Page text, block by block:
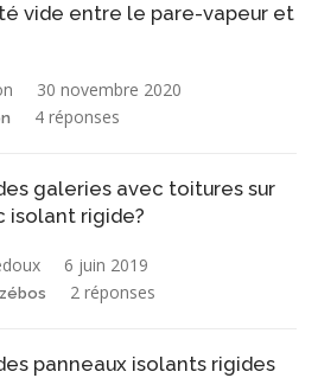
vide entre le pare-vapeur et
30 novembre 2020
4 réponses
galeries avec toitures sur
isolant rigide?
6 juin 2019
2 réponses
panneaux isolants rigides